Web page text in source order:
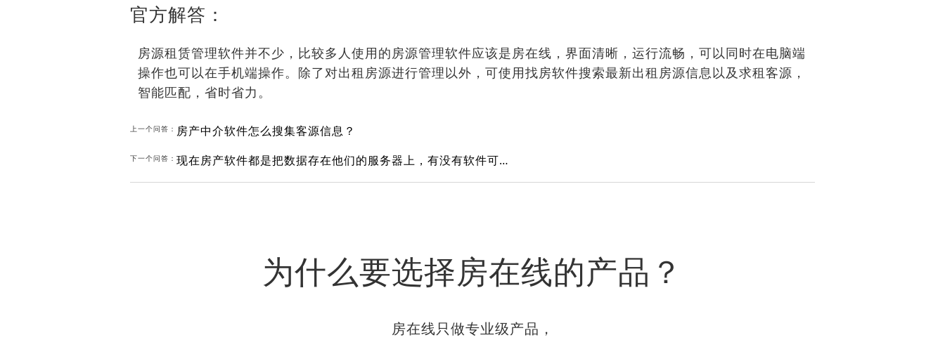
官方解答：
房源租赁管理软件并不少，比较多人使用的房源管理软件应该是房在线，界面清晰，运行流畅，可以同时在电脑端
操作也可以在手机端操作。除了对出租房源进行管理以外，可使用找房软件搜索最新出租房源信息以及求租客源，
智能匹配，省时省力。
上一个问答： 房产中介软件怎么搜集客源信息？
下一个问答： 现在房产软件都是把数据存在他们的服务器上，有没有软件可以导出数据进行备份的？
为什么要选择房在线的产品？
房在线只做专业级产品，